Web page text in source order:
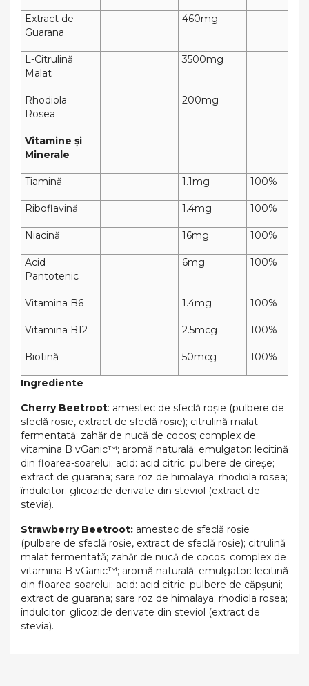
Extract de
Guarana
460mg
L-Citrulină
Malat
3500mg
Rhodiola
Rosea
200mg
Vitamine și
Minerale
Tiamină 1.1mg 100%
Riboflavină 1.4mg 100%
Niacină 16mg 100%
Acid
Pantotenic
6mg 100%
Vitamina B6 1.4mg 100%
Vitamina B12 2.5mcg 100%
Biotină 50mcg 100%
Ingrediente
Cherry Beetroot: amestec de sfeclă roșie (pulbere de
sfeclă roșie, extract de sfeclă roșie); citrulină malat
fermentată; zahăr de nucă de cocos; complex de
vitamina B vGanic™; aromă naturală; emulgator: lecitină
din floarea-soarelui; acid: acid citric; pulbere de cireșe;
extract de guarana; sare roz de himalaya; rhodiola rosea;
îndulcitor: glicozide derivate din steviol (extract de
stevia).
Strawberry Beetroot: amestec de sfeclă roșie
(pulbere de sfeclă roșie, extract de sfeclă roșie); citrulină
malat fermentată; zahăr de nucă de cocos; complex de
vitamina B vGanic™; aromă naturală; emulgator: lecitină
din floarea-soarelui; acid: acid citric; pulbere de căpșuni;
extract de guarana; sare roz de himalaya; rhodiola rosea;
îndulcitor: glicozide derivate din steviol (extract de
stevia).